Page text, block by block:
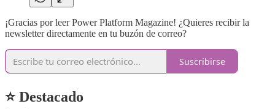
¡Gracias por leer Power Platform Magazine! ¿Quieres recibir la
newsletter directamente en tu buzón de correo?
Suscribirse
⭐ Destacado